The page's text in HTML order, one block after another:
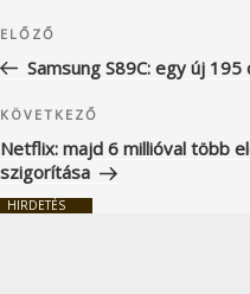
navigáció
Korábbi
bejegyzés
ELŐZŐ
Samsung S89C: egy új
Következő
bejegyzés
KÖVETKEZŐ
Netflix: majd 6 millióval több
szigorítása
HIRDETÉS